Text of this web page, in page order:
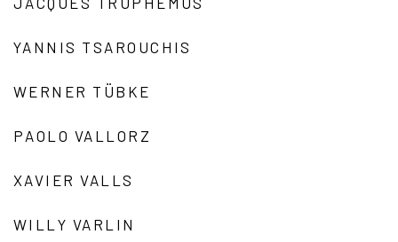
YANNIS TSAROUCHIS
WERNER TÜBKE
PAOLO VALLORZ
XAVIER VALLS
WILLY VARLIN